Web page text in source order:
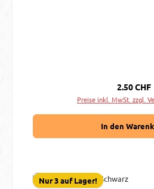
Regulärer
2.50 CHF
Preise inkl. MwSt. zzgl.
In den
Nur 3 auf Lager!